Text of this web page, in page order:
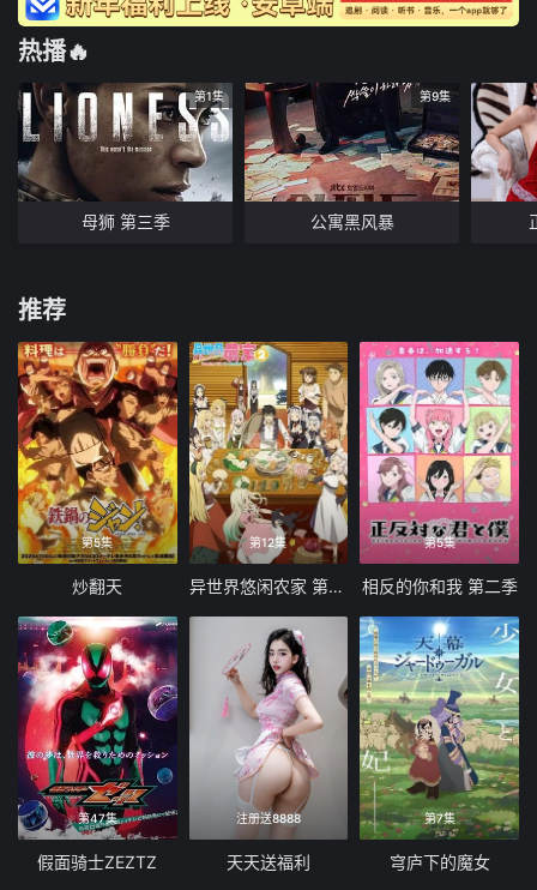
热播🔥
第1集
母狮 第三季
第9集
公寓黑风暴
推荐
第5集
炒翻天
第12集
异世界悠闲农家 第二季
第5集
相反的你和我 第二季
第47集
假面骑士ZEZTZ
注册送8888
天天送福利
第7集
穹庐下的魔女